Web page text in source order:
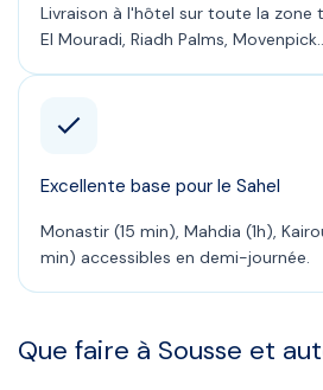
Livraison à l'hôtel sur toute la zone
El Mouradi, Riadh Palms,
Excellente base pour le Sahel
Monastir (15 min), Mahdia (1h),
min) accessibles en demi-journée.
Que faire à Sousse et